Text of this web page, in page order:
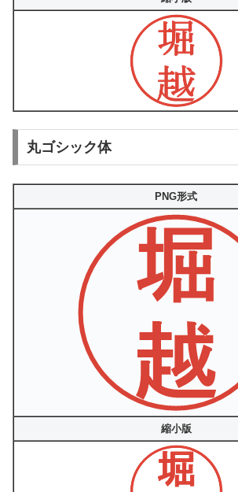
丸ゴシック体
PNG形式
縮小版